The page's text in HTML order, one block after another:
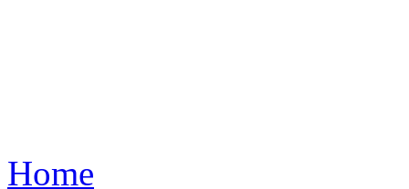
Home